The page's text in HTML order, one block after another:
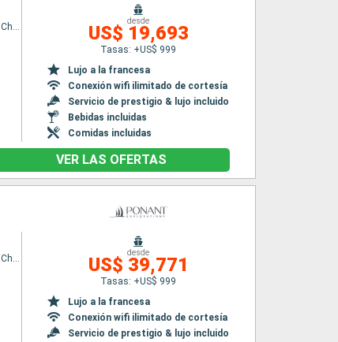
Le Commandant Charcot
desde
US$ 19,693
Tasas: +US$ 999
Lujo a la francesa
Conexión wifi ilimitado de cortesía
Servicio de prestigio & lujo incluido
Bebidas incluidas
Comidas incluidas
VER LAS OFERTAS
Le Commandant Charcot
desde
US$ 39,771
Tasas: +US$ 999
Lujo a la francesa
Conexión wifi ilimitado de cortesía
Servicio de prestigio & lujo incluido